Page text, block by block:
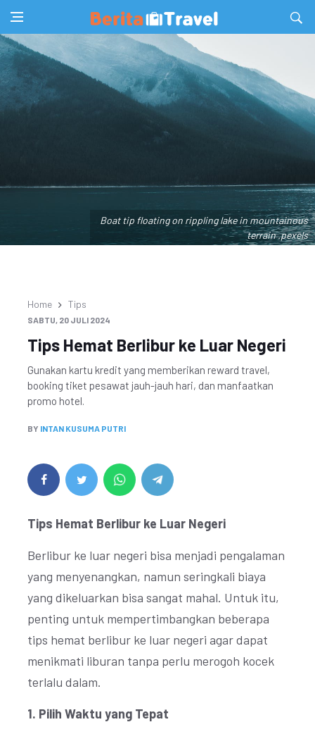
Boat tip floating on rippling lake in mountainous
terrain .pexels
Home Tips
SABTU, 20 JULI 2024
Tips Hemat Berlibur ke Luar Negeri
Gunakan kartu kredit yang memberikan reward travel,
booking tiket pesawat jauh-jauh hari, dan manfaatkan
promo hotel.
BY INTAN KUSUMA PUTRI
Tips Hemat Berlibur ke Luar Negeri
Berlibur ke luar negeri bisa menjadi pengalaman
yang menyenangkan, namun seringkali biaya
yang dikeluarkan bisa sangat mahal. Untuk itu,
penting untuk mempertimbangkan beberapa
tips hemat berlibur ke luar negeri agar dapat
menikmati liburan tanpa perlu merogoh kocek
terlalu dalam.
1. Pilih Waktu yang Tepat